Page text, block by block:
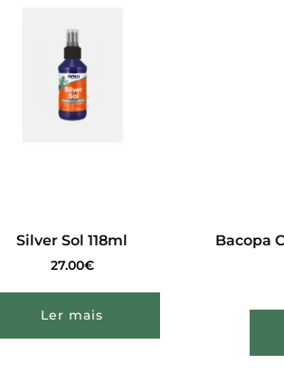
Silver Sol 118ml
27.00€
Ler mais
Bacopa